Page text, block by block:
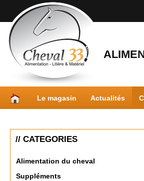
Le magasin Actualités
// CATEGORIES
Alimentation du cheval
Suppléments